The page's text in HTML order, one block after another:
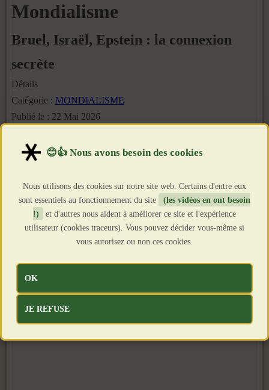
Mondialisme
Bruel, Israël, Epstein : la connexion
secrète
Détails
Catégorie : MONDIALISME
Publié le : 22 Mai 2026
Clics : 568
Nous utilisons des cookies sur notre site web. Certains d'entre eux
sont essentiels au fonctionnement du site
(les vidéos en ont besoin
!)
et d'autres nous aident à améliorer ce site et l'expérience
utilisateur (cookies traceurs). Vous pouvez décider vous-même si
vous autorisez ou non ces cookies.
OK
JE REFUSE